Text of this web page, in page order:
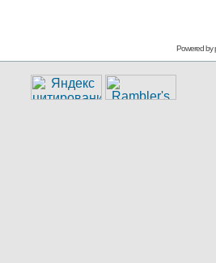
Powered by